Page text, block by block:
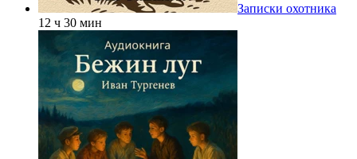
Записки охотника
12 ч 30 мин